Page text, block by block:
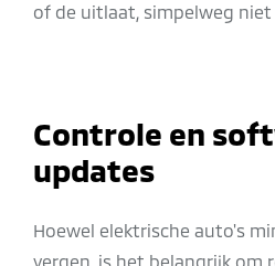
of de uitlaat, simpelweg niet
Controle en
updates
Hoewel elektrische auto's
vergen, is het belangrijk om